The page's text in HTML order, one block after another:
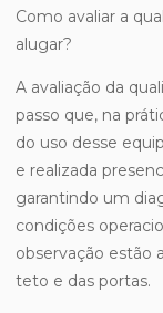
Como avaliar a
alugar?
A avaliação da
passo que, na
do uso desse
e realizada
garantindo um
condições
observação estão
teto e das portas.